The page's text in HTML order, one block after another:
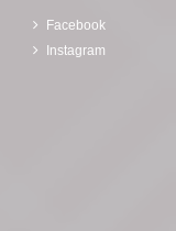
Facebook
Instagram